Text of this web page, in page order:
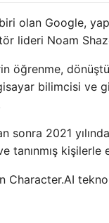
olan Google,
lideri Noam
öğrenme,
bilimcisi ve
sonra 2021
tanınmış
Character.AI